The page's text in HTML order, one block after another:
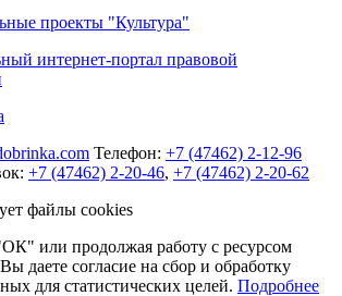
Телефон: +7 (47462) 2-12-96
+7 (47462) 2-20-46, +7 (47462) 2-20-62
файлы cookies
или продолжая работу с ресурсом
даете согласие на сбор и обработку
для статистических целей. Подробнее